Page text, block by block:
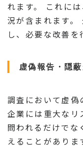
れます。 これに
況が含まれます。
し、必要な改善を
虚偽報告・隠
調査において虚偽
企業には重大なリ
問われるだけでな
えることがあり